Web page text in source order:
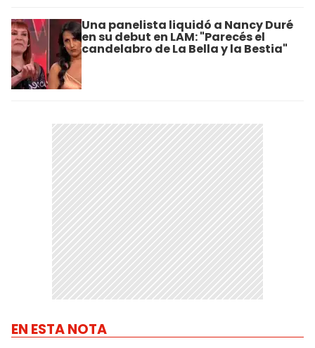
Una panelista liquidó a Nancy Duré
en su debut en LAM: "Parecés el
candelabro de La Bella y la Bestia"
EN ESTA NOTA